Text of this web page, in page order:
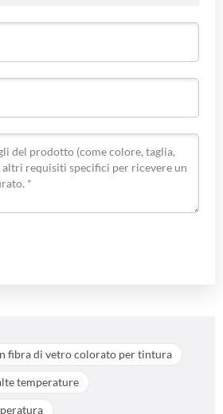
fibra di vetro colorato per tintura
temperature